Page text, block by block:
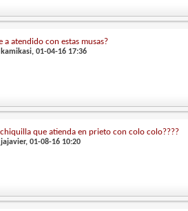
a atendido con estas musas?
kamikasi, 01-04-16 17:36
que atienda en prieto con colo colo????
jajavier, 01-08-16 10:20